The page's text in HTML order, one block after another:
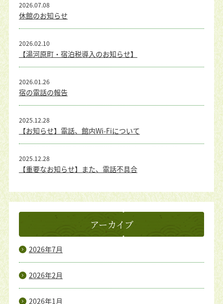
休館のお知らせ
2026.07.08
【湯河原町・宿泊税導入のお知らせ】
2026.02.10
宿の電話の報告
2026.01.26
【お知らせ】電話、館内Wi-Fiについて
2025.12.28
【重要なお知らせ】また、電話不具合
2025.12.28
アーカイブ
2026年7月
2026年2月
2026年1月